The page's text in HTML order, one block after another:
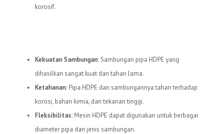
korosif.
Kekuatan Sambungan:Sambungan pipa HDPE yang
dihasilkan sangat kuat dan tahan lama.
Ketahanan: Pipa HDPE dan sambungannya tahan terhadap
korosi, bahan kimia, dan tekanan tinggi.
Fleksibilitas: Mesin HDPE dapat digunakan untuk berbagai
diameter pipa dan jenis sambungan.